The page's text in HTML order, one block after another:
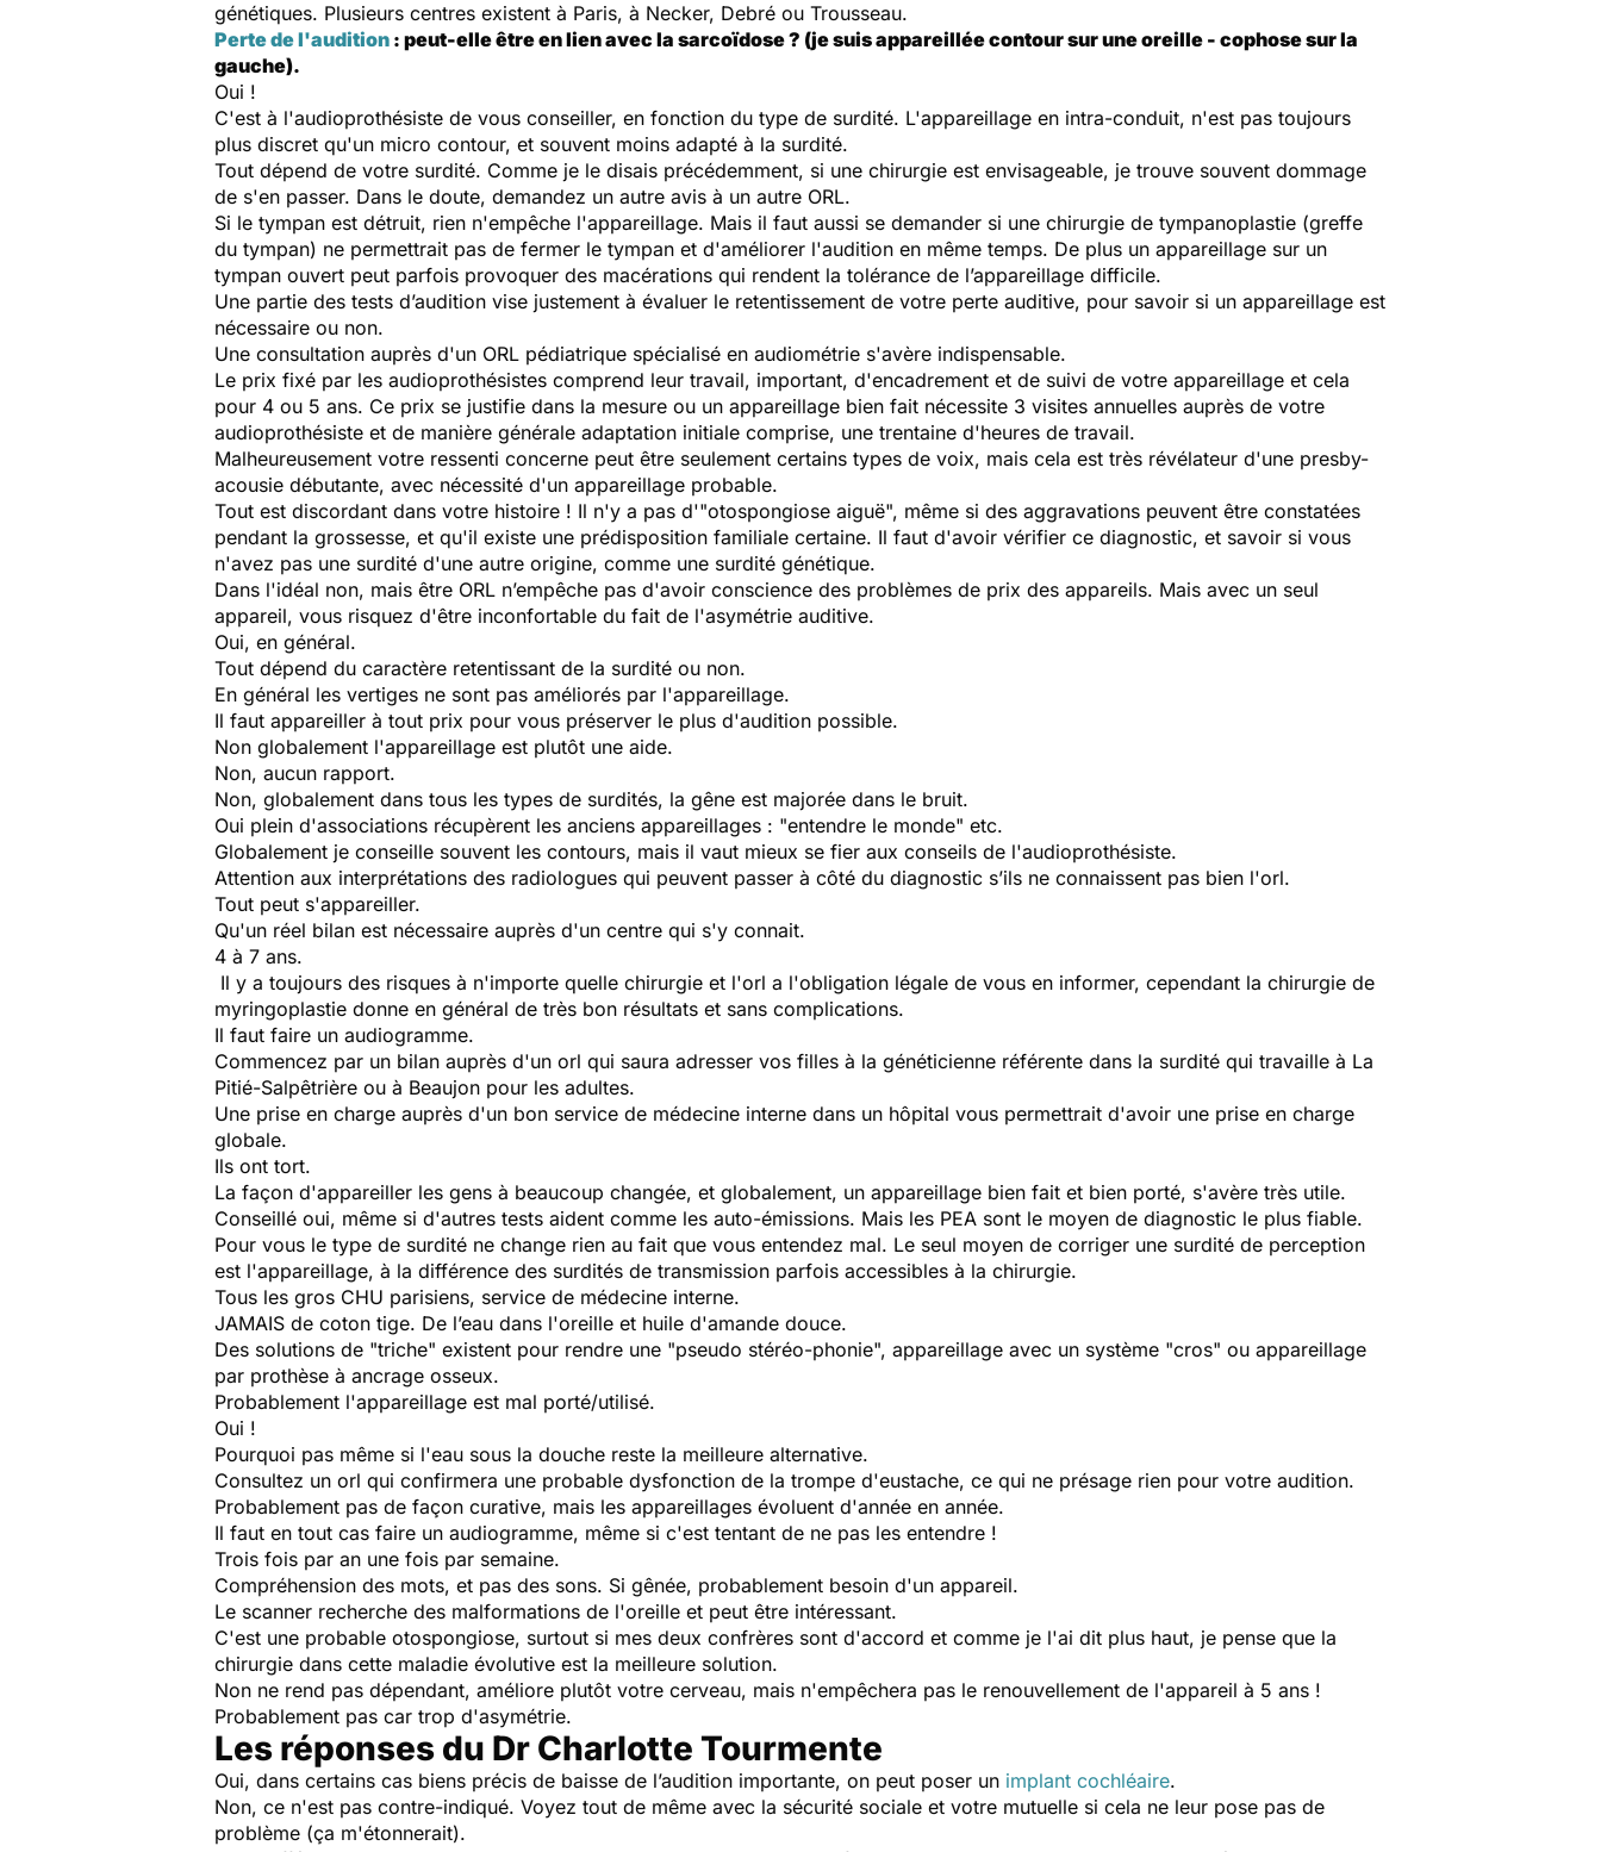
génétiques. Plusieurs centres existent à Paris, à Necker, Debré ou Trousseau.
Perte de l'audition : peut-elle être en lien avec la sarcoïdose ? (je suis appareillée contour sur une oreille - cophose sur la
gauche).
Oui !
C'est à l'audioprothésiste de vous conseiller, en fonction du type de surdité. L'appareillage en intra-conduit, n'est pas toujours
plus discret qu'un micro contour, et souvent moins adapté à la surdité.
Tout dépend de votre surdité. Comme je le disais précédemment, si une chirurgie est envisageable, je trouve souvent dommage
de s'en passer. Dans le doute, demandez un autre avis à un autre ORL.
Si le tympan est détruit, rien n'empêche l'appareillage. Mais il faut aussi se demander si une chirurgie de tympanoplastie (greffe
du tympan) ne permettrait pas de fermer le tympan et d'améliorer l'audition en même temps. De plus un appareillage sur un
tympan ouvert peut parfois provoquer des macérations qui rendent la tolérance de l’appareillage difficile.
Une partie des tests d’audition vise justement à évaluer le retentissement de votre perte auditive, pour savoir si un appareillage est
nécessaire ou non.
Une consultation auprès d'un ORL pédiatrique spécialisé en audiométrie s'avère indispensable.
Le prix fixé par les audioprothésistes comprend leur travail, important, d'encadrement et de suivi de votre appareillage et cela
pour 4 ou 5 ans. Ce prix se justifie dans la mesure ou un appareillage bien fait nécessite 3 visites annuelles auprès de votre
audioprothésiste et de manière générale adaptation initiale comprise, une trentaine d'heures de travail.
Malheureusement votre ressenti concerne peut être seulement certains types de voix, mais cela est très révélateur d'une presby-
acousie débutante, avec nécessité d'un appareillage probable.
Tout est discordant dans votre histoire ! Il n'y a pas d'"otospongiose aiguë", même si des aggravations peuvent être constatées
pendant la grossesse, et qu'il existe une prédisposition familiale certaine. Il faut d'avoir vérifier ce diagnostic, et savoir si vous
n'avez pas une surdité d'une autre origine, comme une surdité génétique.
Dans l'idéal non, mais être ORL n’empêche pas d'avoir conscience des problèmes de prix des appareils. Mais avec un seul
appareil, vous risquez d'être inconfortable du fait de l'asymétrie auditive.
Oui, en général.
Tout dépend du caractère retentissant de la surdité ou non.
En général les vertiges ne sont pas améliorés par l'appareillage.
Il faut appareiller à tout prix pour vous préserver le plus d'audition possible.
Non globalement l'appareillage est plutôt une aide.
Non, aucun rapport.
Non, globalement dans tous les types de surdités, la gêne est majorée dans le bruit.
Oui plein d'associations récupèrent les anciens appareillages : "entendre le monde" etc.
Globalement je conseille souvent les contours, mais il vaut mieux se fier aux conseils de l'audioprothésiste.
Attention aux interprétations des radiologues qui peuvent passer à côté du diagnostic s’ils ne connaissent pas bien l'orl.
Tout peut s'appareiller.
Qu'un réel bilan est nécessaire auprès d'un centre qui s'y connait.
4 à 7 ans.
Il y a toujours des risques à n'importe quelle chirurgie et l'orl a l'obligation légale de vous en informer, cependant la chirurgie de
myringoplastie donne en général de très bon résultats et sans complications.
Il faut faire un audiogramme.
Commencez par un bilan auprès d'un orl qui saura adresser vos filles à la généticienne référente dans la surdité qui travaille à La
Pitié-Salpêtrière ou à Beaujon pour les adultes.
Une prise en charge auprès d'un bon service de médecine interne dans un hôpital vous permettrait d'avoir une prise en charge
globale.
Ils ont tort.
La façon d'appareiller les gens à beaucoup changée, et globalement, un appareillage bien fait et bien porté, s'avère très utile.
Conseillé oui, même si d'autres tests aident comme les auto-émissions. Mais les PEA sont le moyen de diagnostic le plus fiable.
Pour vous le type de surdité ne change rien au fait que vous entendez mal. Le seul moyen de corriger une surdité de perception
est l'appareillage, à la différence des surdités de transmission parfois accessibles à la chirurgie.
Tous les gros CHU parisiens, service de médecine interne.
JAMAIS de coton tige. De l’eau dans l'oreille et huile d'amande douce.
Des solutions de "triche" existent pour rendre une "pseudo stéréo-phonie", appareillage avec un système "cros" ou appareillage
par prothèse à ancrage osseux.
Probablement l'appareillage est mal porté/utilisé.
Oui !
Pourquoi pas même si l'eau sous la douche reste la meilleure alternative.
Consultez un orl qui confirmera une probable dysfonction de la trompe d'eustache, ce qui ne présage rien pour votre audition.
Probablement pas de façon curative, mais les appareillages évoluent d'année en année.
Il faut en tout cas faire un audiogramme, même si c'est tentant de ne pas les entendre !
Trois fois par an une fois par semaine.
Compréhension des mots, et pas des sons. Si gênée, probablement besoin d'un appareil.
Le scanner recherche des malformations de l'oreille et peut être intéressant.
C'est une probable otospongiose, surtout si mes deux confrères sont d'accord et comme je l'ai dit plus haut, je pense que la
chirurgie dans cette maladie évolutive est la meilleure solution.
Non ne rend pas dépendant, améliore plutôt votre cerveau, mais n'empêchera pas le renouvellement de l'appareil à 5 ans !
Probablement pas car trop d'asymétrie.
Les réponses du Dr Charlotte Tourmente
Oui, dans certains cas biens précis de baisse de l’audition importante, on peut poser un implant cochléaire.
Non, ce n'est pas contre-indiqué. Voyez tout de même avec la sécurité sociale et votre mutuelle si cela ne leur pose pas de
problème (ça m'étonnerait).